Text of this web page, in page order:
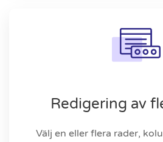
Redigering av
Välj en eller flera rader,